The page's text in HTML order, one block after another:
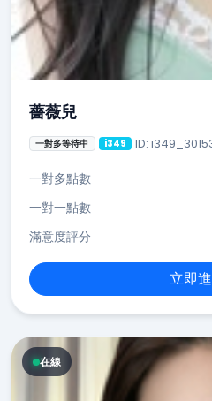
薔薇兒
一對多等待中 i349 ID:
一對多點數
一對一點數
滿意度評分
立即
在線